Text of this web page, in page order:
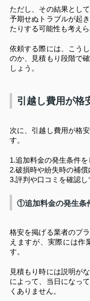
ただし、その結果とし
予期せぬトラブルが起
たりする可能性も考えら
依頼する際には、こう
のか、見積もり段階で
しょう。
引越し費用が格
次に、引越し費用が格
す。
1.追加料金の発生条件
2.破損時や紛失時の補償
3.評判や口コミを確認し
①追加料金の発生条
格安を掲げる業者のプ
えますが、実際には作
す。
見積もり時には説明が
によって、当日になっ
くありません。